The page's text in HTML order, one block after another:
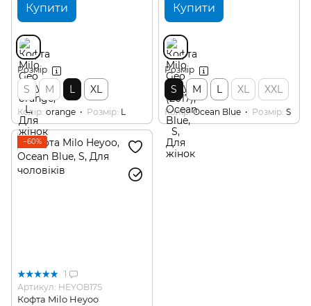
Купити
Розмір
S M L XL
Колір orange Розмір L
Купити
Розмір
S M L XL XXL
Колір Ocean Blue Розмір S
−60%
1
Артикул: HEYOB17S
Кофта Milo Heyoo